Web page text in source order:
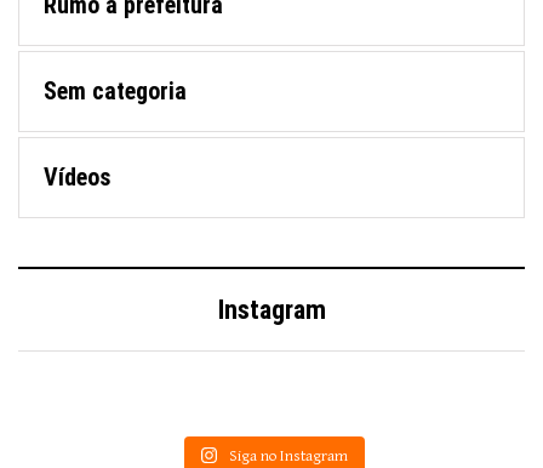
Sem categoria
Vídeos
Instagram
Siga no Instagram